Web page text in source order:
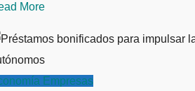
More
Empresas